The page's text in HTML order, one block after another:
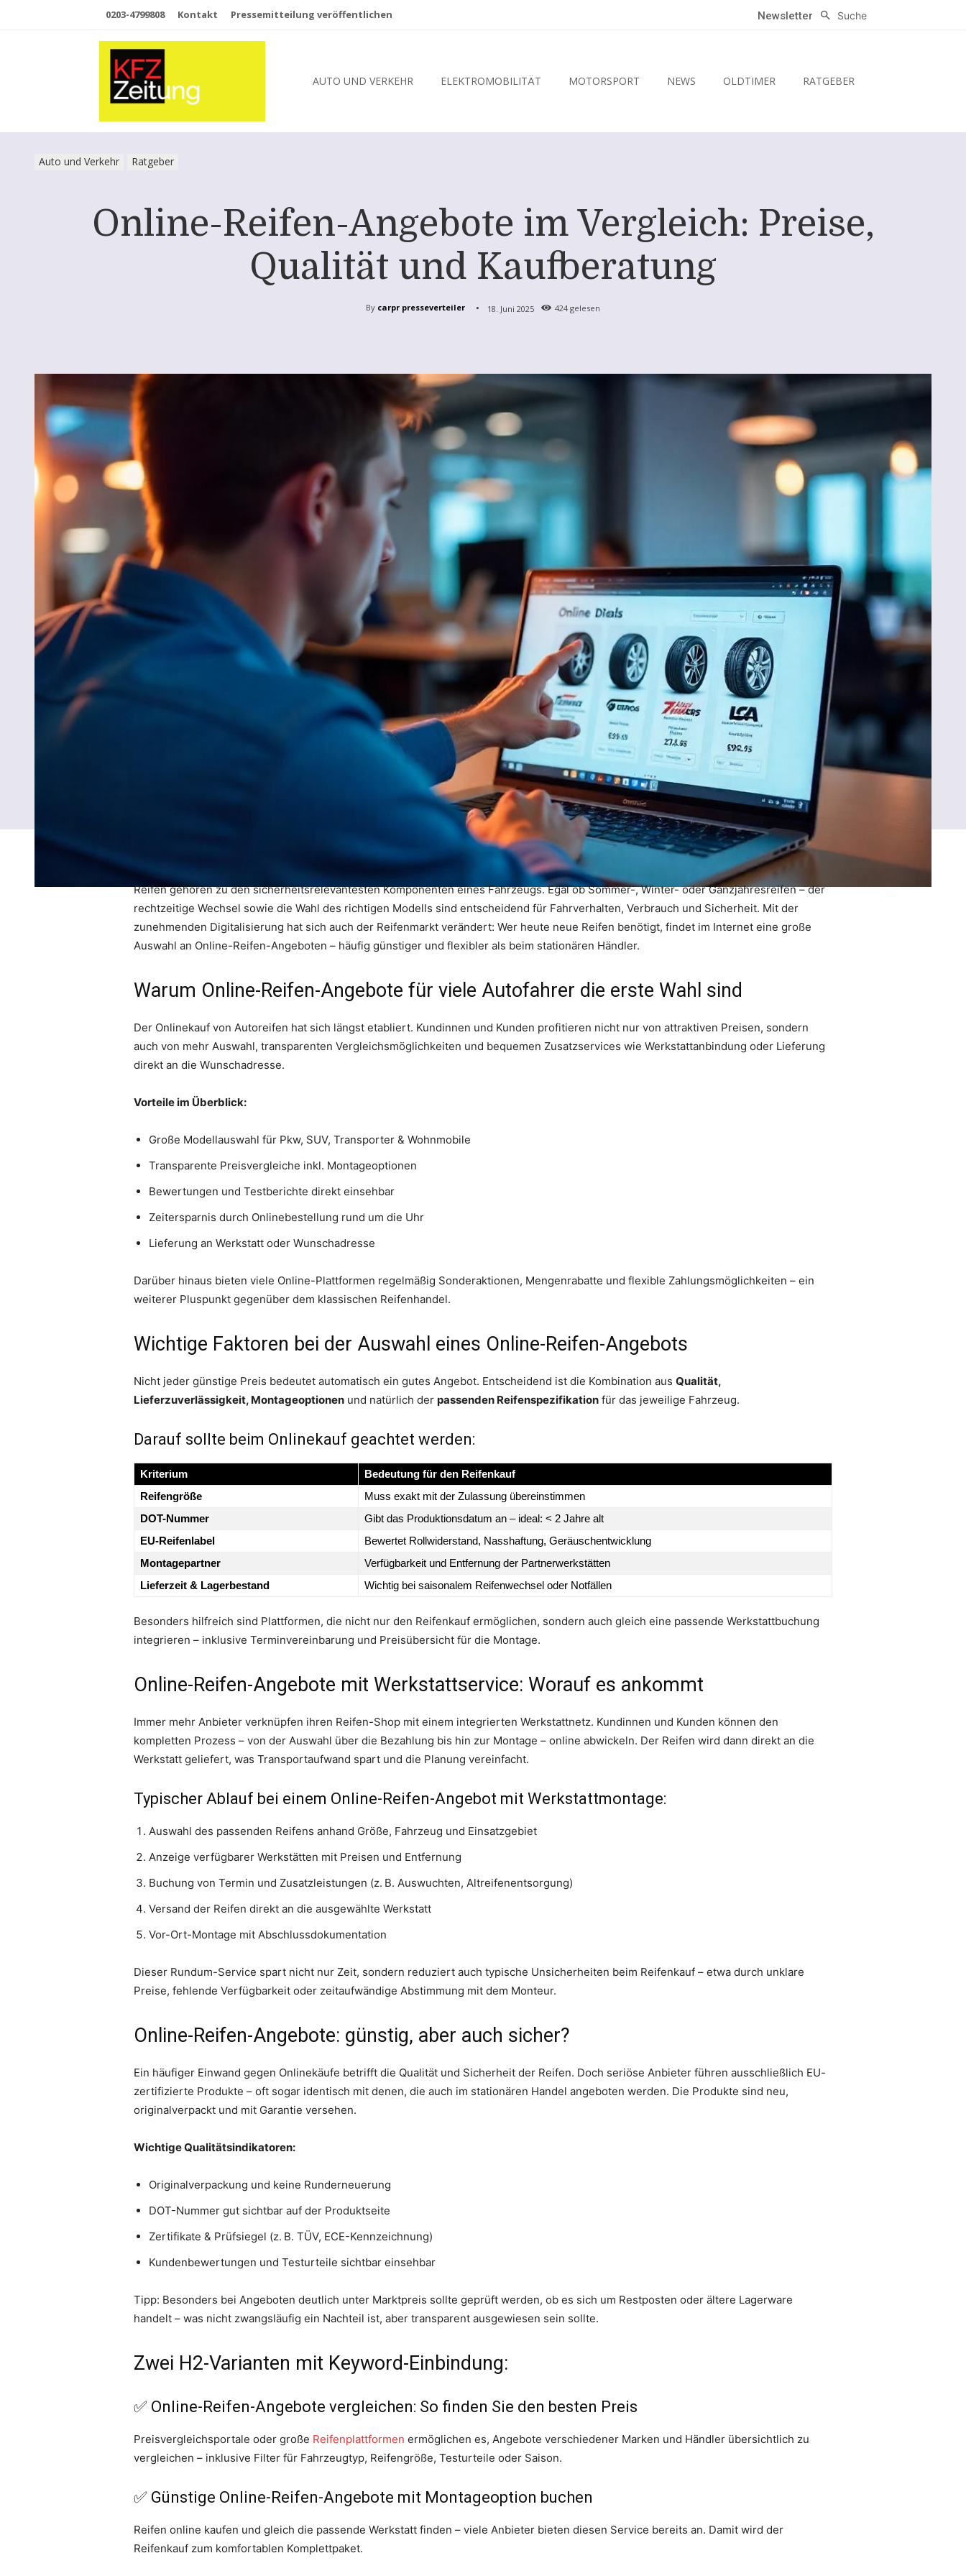
0203-4799808 Kontakt Pressemitteilung veröffentlichen Newsletter Suche
AUTO UND VERKEHR ELEKTROMOBILITÄT MOTORSPORT NEWS OLDTIMER RATGEBER
Auto und Verkehr Ratgeber
Online-Reifen-Angebote im Vergleich: Preise,
Qualität und Kaufberatung
By carpr presseverteiler 18. Juni 2025 424 gelesen
Reifen gehören zu den sicherheitsrelevantesten Komponenten eines Fahrzeugs. Egal ob Sommer-, Winter- oder Ganzjahresreifen – der
rechtzeitige Wechsel sowie die Wahl des richtigen Modells sind entscheidend für Fahrverhalten, Verbrauch und Sicherheit. Mit der
zunehmenden Digitalisierung hat sich auch der Reifenmarkt verändert: Wer heute neue Reifen benötigt, findet im Internet eine große
Auswahl an Online-Reifen-Angeboten – häufig günstiger und flexibler als beim stationären Händler.
Warum Online-Reifen-Angebote für viele Autofahrer die erste Wahl sind
Der Onlinekauf von Autoreifen hat sich längst etabliert. Kundinnen und Kunden profitieren nicht nur von attraktiven Preisen, sondern
auch von mehr Auswahl, transparenten Vergleichsmöglichkeiten und bequemen Zusatzservices wie Werkstattanbindung oder Lieferung
direkt an die Wunschadresse.
Vorteile im Überblick:
Große Modellauswahl für Pkw, SUV, Transporter & Wohnmobile
Transparente Preisvergleiche inkl. Montageoptionen
Bewertungen und Testberichte direkt einsehbar
Zeitersparnis durch Onlinebestellung rund um die Uhr
Lieferung an Werkstatt oder Wunschadresse
Darüber hinaus bieten viele Online-Plattformen regelmäßig Sonderaktionen, Mengenrabatte und flexible Zahlungsmöglichkeiten – ein
weiterer Pluspunkt gegenüber dem klassischen Reifenhandel.
Wichtige Faktoren bei der Auswahl eines Online-Reifen-Angebots
Nicht jeder günstige Preis bedeutet automatisch ein gutes Angebot. Entscheidend ist die Kombination aus Qualität,
Lieferzuverlässigkeit, Montageoptionen und natürlich der passenden Reifenspezifikation für das jeweilige Fahrzeug.
Darauf sollte beim Onlinekauf geachtet werden:
Kriterium
Bedeutung für den Reifenkauf
Reifengröße
Muss exakt mit der Zulassung übereinstimmen
DOT-Nummer
Gibt das Produktionsdatum an – ideal: < 2 Jahre alt
EU-Reifenlabel
Bewertet Rollwiderstand, Nasshaftung, Geräuschentwicklung
Montagepartner
Verfügbarkeit und Entfernung der Partnerwerkstätten
Lieferzeit & Lagerbestand
Wichtig bei saisonalem Reifenwechsel oder Notfällen
Besonders hilfreich sind Plattformen, die nicht nur den Reifenkauf ermöglichen, sondern auch gleich eine passende Werkstattbuchung
integrieren – inklusive Terminvereinbarung und Preisübersicht für die Montage.
Online-Reifen-Angebote mit Werkstattservice: Worauf es ankommt
Immer mehr Anbieter verknüpfen ihren Reifen-Shop mit einem integrierten Werkstattnetz. Kundinnen und Kunden können den
kompletten Prozess – von der Auswahl über die Bezahlung bis hin zur Montage – online abwickeln. Der Reifen wird dann direkt an die
Werkstatt geliefert, was Transportaufwand spart und die Planung vereinfacht.
Typischer Ablauf bei einem Online-Reifen-Angebot mit Werkstattmontage:
Auswahl des passenden Reifens anhand Größe, Fahrzeug und Einsatzgebiet
Anzeige verfügbarer Werkstätten mit Preisen und Entfernung
Buchung von Termin und Zusatzleistungen (z. B. Auswuchten, Altreifenentsorgung)
Versand der Reifen direkt an die ausgewählte Werkstatt
Vor-Ort-Montage mit Abschlussdokumentation
Dieser Rundum-Service spart nicht nur Zeit, sondern reduziert auch typische Unsicherheiten beim Reifenkauf – etwa durch unklare
Preise, fehlende Verfügbarkeit oder zeitaufwändige Abstimmung mit dem Monteur.
Online-Reifen-Angebote: günstig, aber auch sicher?
Ein häufiger Einwand gegen Onlinekäufe betrifft die Qualität und Sicherheit der Reifen. Doch seriöse Anbieter führen ausschließlich EU-
zertifizierte Produkte – oft sogar identisch mit denen, die auch im stationären Handel angeboten werden. Die Produkte sind neu,
originalverpackt und mit Garantie versehen.
Wichtige Qualitätsindikatoren:
Originalverpackung und keine Runderneuerung
DOT-Nummer gut sichtbar auf der Produktseite
Zertifikate & Prüfsiegel (z. B. TÜV, ECE-Kennzeichnung)
Kundenbewertungen und Testurteile sichtbar einsehbar
Tipp: Besonders bei Angeboten deutlich unter Marktpreis sollte geprüft werden, ob es sich um Restposten oder ältere Lagerware
handelt – was nicht zwangsläufig ein Nachteil ist, aber transparent ausgewiesen sein sollte.
Zwei H2-Varianten mit Keyword-Einbindung:
✅ Online-Reifen-Angebote vergleichen: So finden Sie den besten Preis
Preisvergleichsportale oder große Reifenplattformen ermöglichen es, Angebote verschiedener Marken und Händler übersichtlich zu
vergleichen – inklusive Filter für Fahrzeugtyp, Reifengröße, Testurteile oder Saison.
✅ Günstige Online-Reifen-Angebote mit Montageoption buchen
Reifen online kaufen und gleich die passende Werkstatt finden – viele Anbieter bieten diesen Service bereits an. Damit wird der
Reifenkauf zum komfortablen Komplettpaket.